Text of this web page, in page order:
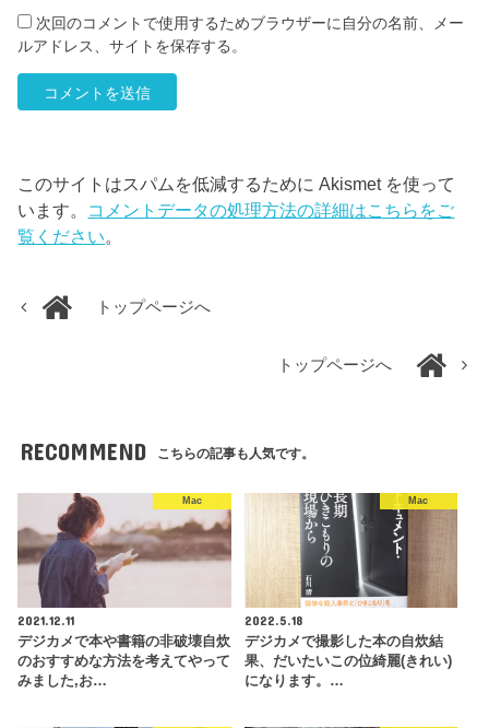
次回のコメントで使用するためブラウザーに自分の名前、メー
ルアドレス、サイトを保存する。
このサイトはスパムを低減するために Akismet を使って
います。 コメントデータの処理方法の詳細はこちらをご
覧ください。
トップページへ
トップページへ
RECOMMEND こちらの記事も人気です。
Mac
2021.12.11
デジカメで本や書籍の非破壊自炊
のおすすめな方法を考えてやって
みました,お…
Mac
2022.5.18
デジカメで撮影した本の自炊結
果、だいたいこの位綺麗(きれい)
になります。…